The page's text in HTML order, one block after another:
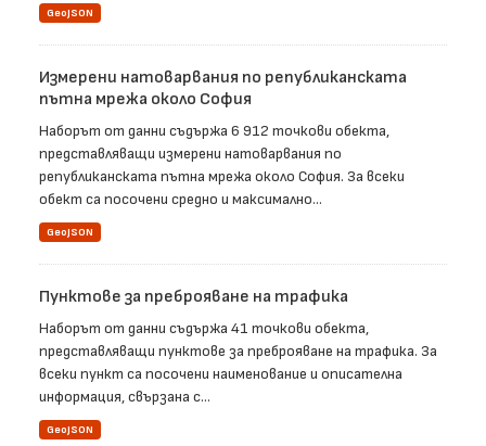
GeoJSON
Измерени натоварвания по републиканската
пътна мрежа около София
Наборът от данни съдържа 6 912 точкови обекта,
представляващи измерени натоварвания по
републиканската пътна мрежа около София. За всеки
обект са посочени средно и максимално...
GeoJSON
Пунктове за преброяване на трафика
Наборът от данни съдържа 41 точкови обекта,
представляващи пунктове за преброяване на трафика. За
всеки пункт са посочени наименование и описателна
информация, свързана с...
GeoJSON